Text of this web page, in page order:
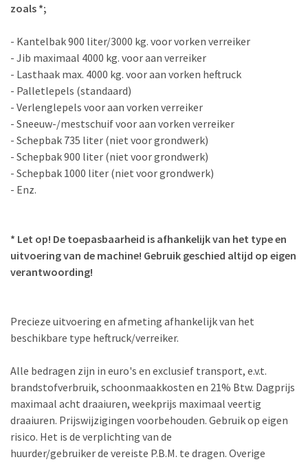
zoals *;
- Kantelbak 900 liter/3000 kg. voor vorken verreiker
- Jib maximaal 4000 kg. voor aan verreiker
- Lasthaak max. 4000 kg. voor aan vorken heftruck
- Palletlepels (standaard)
- Verlenglepels voor aan vorken verreiker
- Sneeuw-/mestschuif voor aan vorken verreiker
- Schepbak 735 liter (niet voor grondwerk)
- Schepbak 900 liter (niet voor grondwerk)
- Schepbak 1000 liter (niet voor grondwerk)
- Enz.
* Let op! De toepasbaarheid is afhankelijk van het type en
uitvoering van de machine! Gebruik geschied altijd op eigen
verantwoording!
Precieze uitvoering en afmeting afhankelijk van het
beschikbare type heftruck/verreiker.
Alle bedragen zijn in euro's en exclusief transport, e.v.t.
brandstofverbruik, schoonmaakkosten en 21% Btw. Dagprijs
maximaal acht draaiuren, weekprijs maximaal veertig
draaiuren. Prijswijzigingen voorbehouden. Gebruik op eigen
risico. Het is de verplichting van de
huurder/gebruiker de vereiste P.B.M. te dragen. Overige